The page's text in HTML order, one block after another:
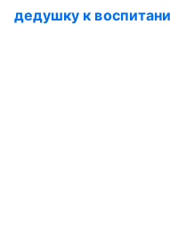
дедушку к